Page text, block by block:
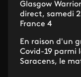
Glasgow
direct, samedi
France 4
En raison d'un
Covid-19 parmi
Saracens, le